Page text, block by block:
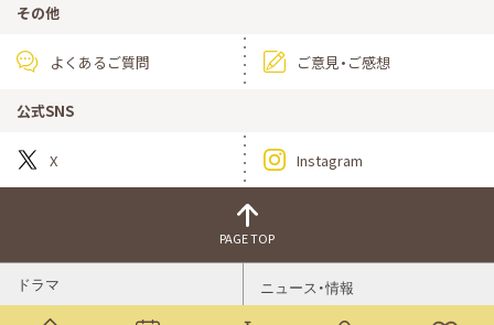
その他
よくあるご質問 ご意見・ご感想
公式SNS
X Instagram
PAGE TOP
ドラマ ニュース・情報